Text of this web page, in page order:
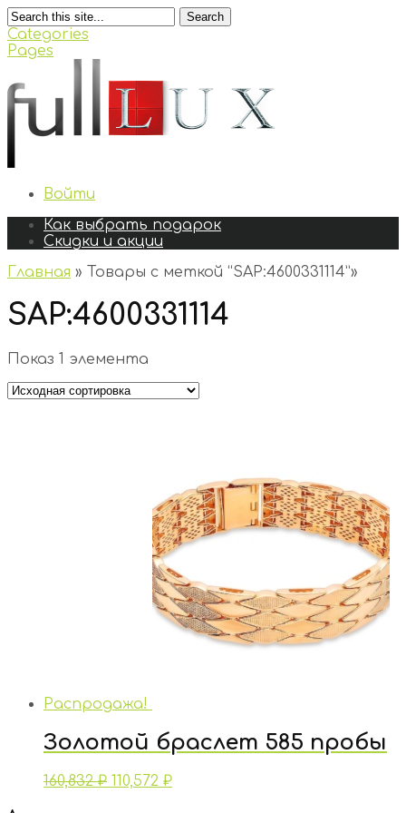
Search
Categories
Pages
Войти
Как выбрать подарок
Скидки и акции
Главная » Товары с меткой “SAP:4600331114”»
SAP:4600331114
Показ 1 элемента
Распродажа!
Золотой браслет 585 пробы
160,832₽ 110,572 ₽